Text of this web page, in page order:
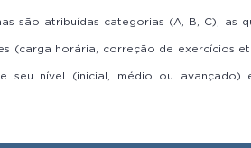
são atribuídas categorias (A, B, C),
(carga horária, correção de exercícios
seu nível (inicial, médio ou